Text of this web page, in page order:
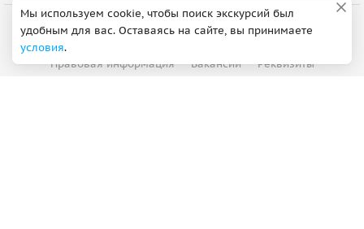
О компании
Партнерская программа
Правовая информация
Вакансии
Реквизиты
Мы используем cookie, чтобы поиск экскурсий был
удобным для вас. Оставаясь на сайте, вы принимаете
условия.